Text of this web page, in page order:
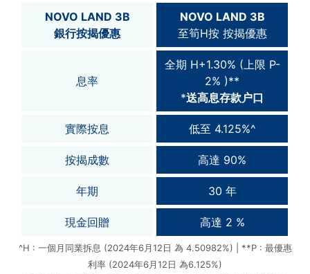
NOVO LAND 3B
銀行按揭優惠
NOVO LAND 3B
至筍H按 按揭優惠
息率
全期 H+1.30% (上限 P-
2% )**
*送高息存款户口
實際按息 低至 4.125%^
按揭成數 高達 90%
年期 30 年
現金回贈 高達 2 %
^H : 一個月同業拆息 (2024年6月12日 為 4.50982%) | **P : 最優惠
利率 (2024年6月12日 為6.125%)